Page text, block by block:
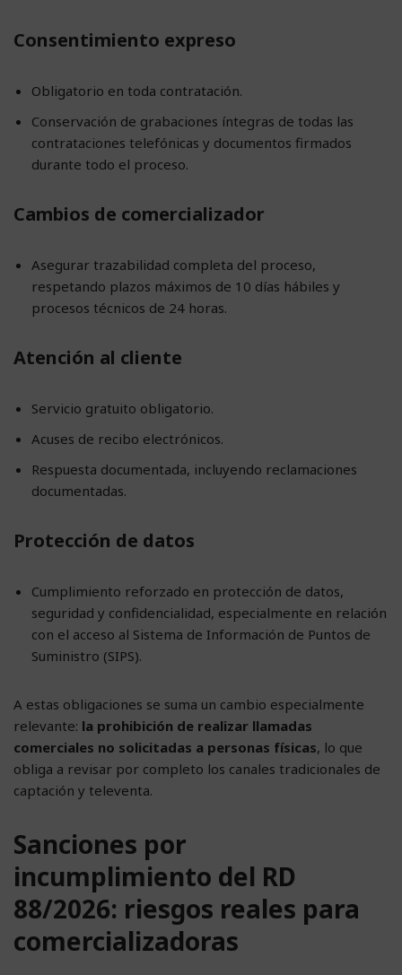
Consentimiento expreso
Obligatorio en toda contratación.
Conservación de grabaciones íntegras de todas las
contrataciones telefónicas y documentos firmados
durante todo el proceso.
Cambios de comercializador
Asegurar trazabilidad completa del proceso,
respetando plazos máximos de 10 días hábiles y
procesos técnicos de 24 horas.
Atención al cliente
Servicio gratuito obligatorio.
Acuses de recibo electrónicos.
Respuesta documentada, incluyendo reclamaciones
documentadas.
Protección de datos
Cumplimiento reforzado en protección de datos,
seguridad y confidencialidad, especialmente en relación
con el acceso al Sistema de Información de Puntos de
Suministro (SIPS).
A estas obligaciones se suma un cambio especialmente
relevante: la prohibición de realizar llamadas
comerciales no solicitadas a personas físicas, lo que
obliga a revisar por completo los canales tradicionales de
captación y televenta.
Sanciones por
incumplimiento del RD
88/2026: riesgos reales para
comercializadoras